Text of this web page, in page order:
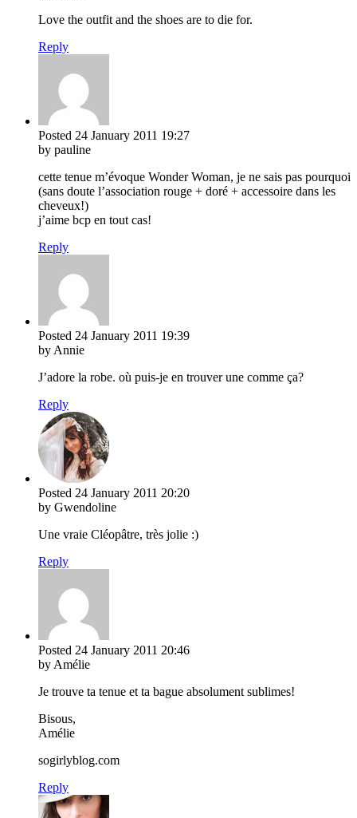
Love the outfit and the shoes are to die for.
Reply
Posted 24 January 2011 19:27
by pauline
cette tenue m’évoque Wonder Woman, je ne sais pas pourquoi
(sans doute l’association rouge + doré + accessoire dans les
cheveux!)
j’aime bcp en tout cas!
Reply
Posted 24 January 2011 19:39
by Annie
J’adore la robe. où puis-je en trouver une comme ça?
Reply
Posted 24 January 2011 20:20
by Gwendoline
Une vraie Cléopâtre, très jolie :)
Reply
Posted 24 January 2011 20:46
by Amélie
Je trouve ta tenue et ta bague absolument sublimes!
Bisous,
Amélie
sogirlyblog.com
Reply